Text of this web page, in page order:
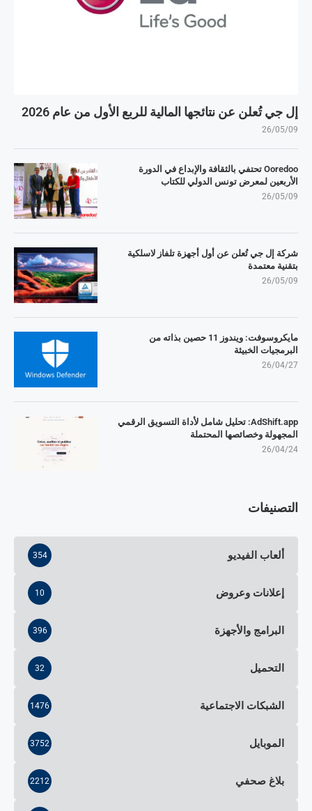
إل جي تُعلن عن نتائجها المالية للربع الأول من عام 2026
26/05/09
Ooredoo تحتفي بالثقافة والإبداع في الدورة
الأربعين لمعرض تونس الدولي للكتاب
26/05/09
شركة إل جي تُعلن عن أول أجهزة تلفاز لاسلكية
بتقنية معتمدة
26/05/09
مايكروسوفت: ويندوز 11 حصين بذاته من
البرمجيات الخبيثة
26/04/27
AdShift.app: تحليل شامل لأداة التسويق الرقمي
المجهولة وخصائصها المحتملة
26/04/24
التصنيفات
ألعاب الفيديو 354
إعلانات وعروض 10
البرامج والأجهزة 396
التحميل 32
الشبكات الاجتماعية 1476
الموبايل 3752
بلاغ صحفي 2212